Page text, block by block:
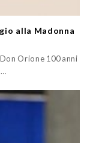
alla Madonna
Orione 100 anni